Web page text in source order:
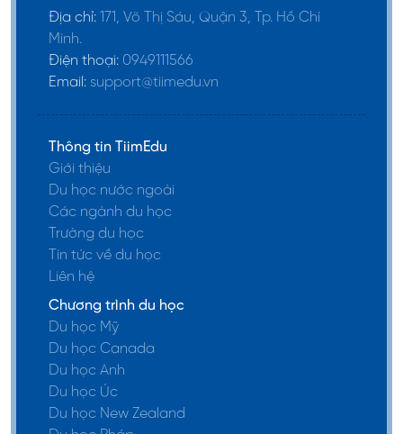
Địa chỉ: 171, Võ Thị Sáu, Quận 3, Tp. Hồ Chí
Minh.
Điện thoại: 0949111566
Email: support@tiimedu.vn
Thông tin TiimEdu
Giới thiệu
Du học nước ngoài
Các ngành du học
Trường du học
Tin tức về du học
Liên hệ
Chương trình du học
Du học Mỹ
Du học Canada
Du học Anh
Du học Úc
Du học New Zealand